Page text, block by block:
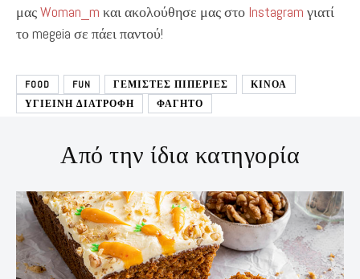
μαςWoman_m και ακολούθησε μας στο Instagram γιατί
το megeia σε πάει παντού!
FOOD FUN ΓΕΜΙΣΤΕΣ ΠΙΠΕΡΙΕΣ
ΚΙΝΟΑ
ΥΓΙΕΙΝΗ ΔΙΑΤΡΟΦΗ
ΦΑΓΗΤΟ
Από την ίδια κατηγορία